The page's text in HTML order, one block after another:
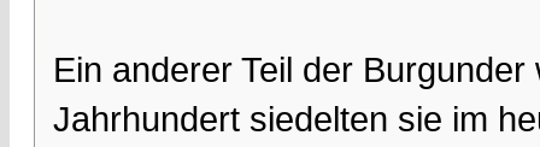
Ein anderer Teil der
Jahrhundert siedelten sie im